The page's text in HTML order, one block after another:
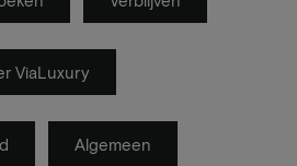
ViaLuxury
Algemeen